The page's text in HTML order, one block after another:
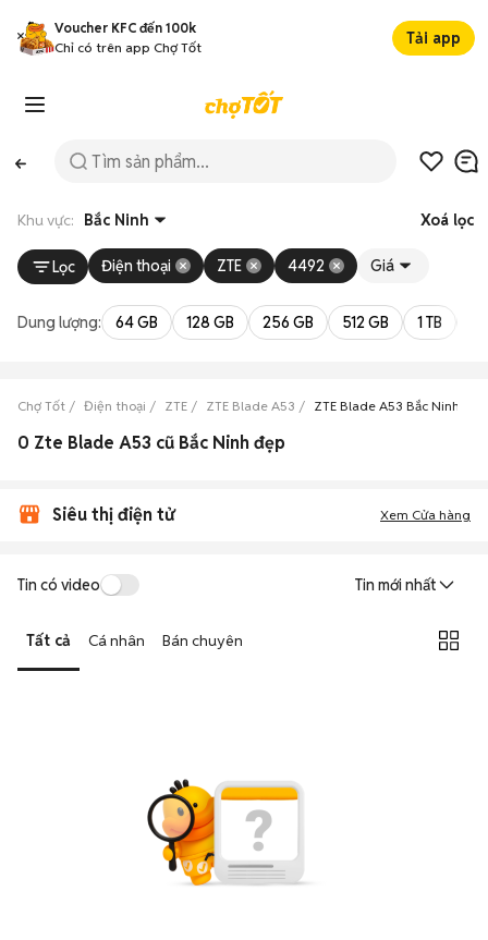
Voucher KFC đến 100k
Chỉ có trên app Chợ Tốt
Tải app
Khu vực: Bắc Ninh Xoá lọc
Lọc Điện thoại ZTE 4492 Giá
Dung lượng: 64 GB 128 GB 256 GB 512 GB 1 TB
Chợ Tốt Điện thoại ZTE ZTE Blade A53 ZTE Blade A53 Bắc Ninh
0 Zte Blade A53 cũ Bắc Ninh đẹp
Siêu thị điện tử Xem Cửa hàng
Tin có video Tin mới nhất
Tất cả Cá nhân Bán chuyên